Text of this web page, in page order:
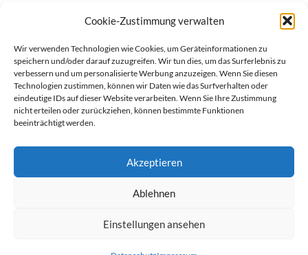
Cookie-Zustimmung verwalten
Wir verwenden Technologien wie Cookies, um Geräteinformationen zu
speichern und/oder darauf zuzugreifen. Wir tun dies, um das Surferlebnis zu
verbessern und um personalisierte Werbung anzuzeigen. Wenn Sie diesen
Technologien zustimmen, können wir Daten wie das Surfverhalten oder
eindeutige IDs auf dieser Website verarbeiten. Wenn Sie Ihre Zustimmung
nicht erteilen oder zurückziehen, können bestimmte Funktionen
beeinträchtigt werden.
Akzeptieren
Ablehnen
Einstellungen ansehen